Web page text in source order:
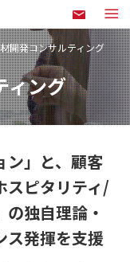
開発コンサルティング
ィング
ン」と、顧客
スピタリティ/
独自理論・
ス発揮を支援